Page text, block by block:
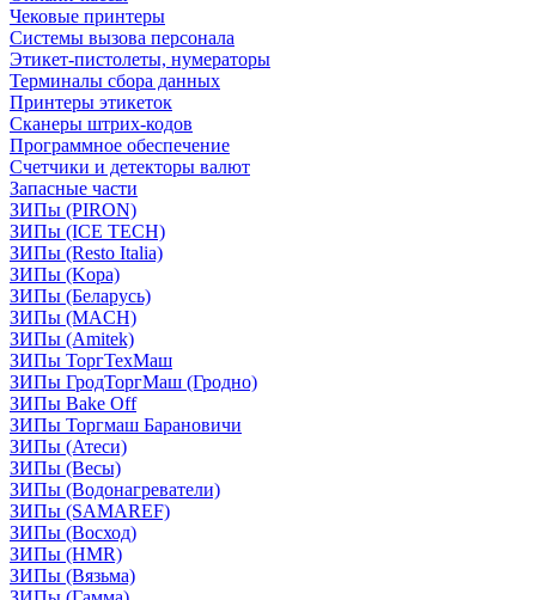
Чековые принтеры
Системы вызова персонала
Этикет-пистолеты, нумераторы
Терминалы сбора данных
Принтеры этикеток
Сканеры штрих-кодов
Программное обеспечение
Счетчики и детекторы валют
Запасные части
ЗИПы (PIRON)
ЗИПы (ICE TECH)
ЗИПы (Resto Italia)
ЗИПы (Kopa)
ЗИПы (Беларусь)
ЗИПы (MACH)
ЗИПы (Amitek)
ЗИПы ТоргТехМаш
ЗИПы ГродТоргМаш (Гродно)
ЗИПы Bake Off
ЗИПы Торгмаш Барановичи
ЗИПы (Атеси)
ЗИПы (Весы)
ЗИПы (Водонагреватели)
ЗИПы (SAMAREF)
ЗИПы (Восход)
ЗИПы (HMR)
ЗИПы (Вязьма)